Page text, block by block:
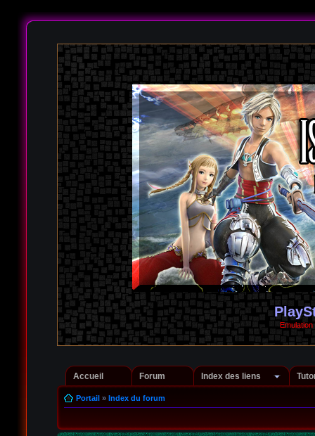
Accueil Forum Index des liens
Portail» Index du forum